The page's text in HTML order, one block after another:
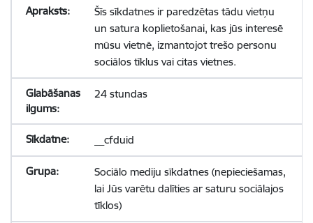
Šīs sīkdatnes ir paredzētas tādu vietņu
un satura koplietošanai, kas jūs interesē
mūsu vietnē, izmantojot trešo personu
sociālos tīklus vai citas vietnes.
24 stundas
__cfduid
Sociālo mediju sīkdatnes (nepieciešamas,
lai Jūs varētu dalīties ar saturu sociālajos
tīklos)